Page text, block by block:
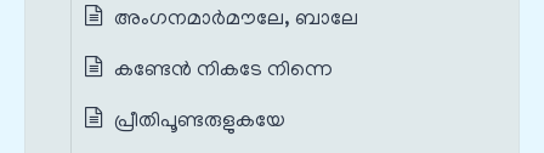
അംഗനമാർമൗലേ, ബാലേ
കണ്ടേൻ നികടേ നിന്നെ
പ്രീതിപൂണ്ടരുളുകയേ